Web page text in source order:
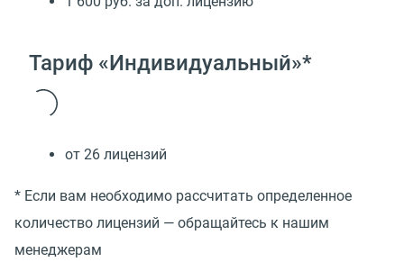
Тариф «Индивидуальный»*
от 26 лицензий
* Если вам необходимо рассчитать определенное
количество лицензий — обращайтесь к нашим
менеджерам